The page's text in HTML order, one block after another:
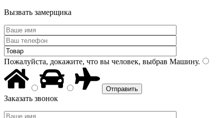
Вызвать замерщика
Пожалуйста, докажите, что вы человек, выбрав Машину.
Заказать звонок